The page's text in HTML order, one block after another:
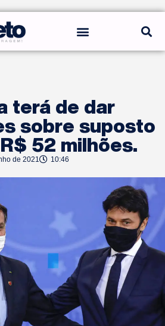
terá de dar
sobre suposto
52 milhões.
de 2021 10:46